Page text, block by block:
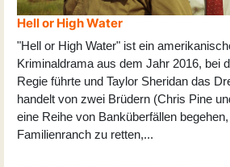
Hell or High Water
"Hell or High Water" ist ein
Kriminaldrama aus dem Jahr 2016, bei
Regie führte und Taylor Sheridan das
handelt von zwei Brüdern (Chris Pine
eine Reihe von Banküberfällen
Familienranch zu retten,...